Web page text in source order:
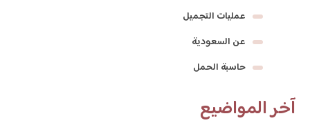
عمليات التجميل
عن السعودية
حاسبة الحمل
آخر المواضيع